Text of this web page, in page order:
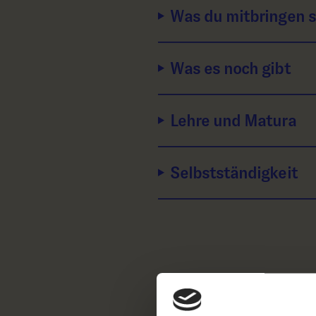
Was du mitbringen
Was es noch gibt
Lehre und Matura
Selbstständigkeit